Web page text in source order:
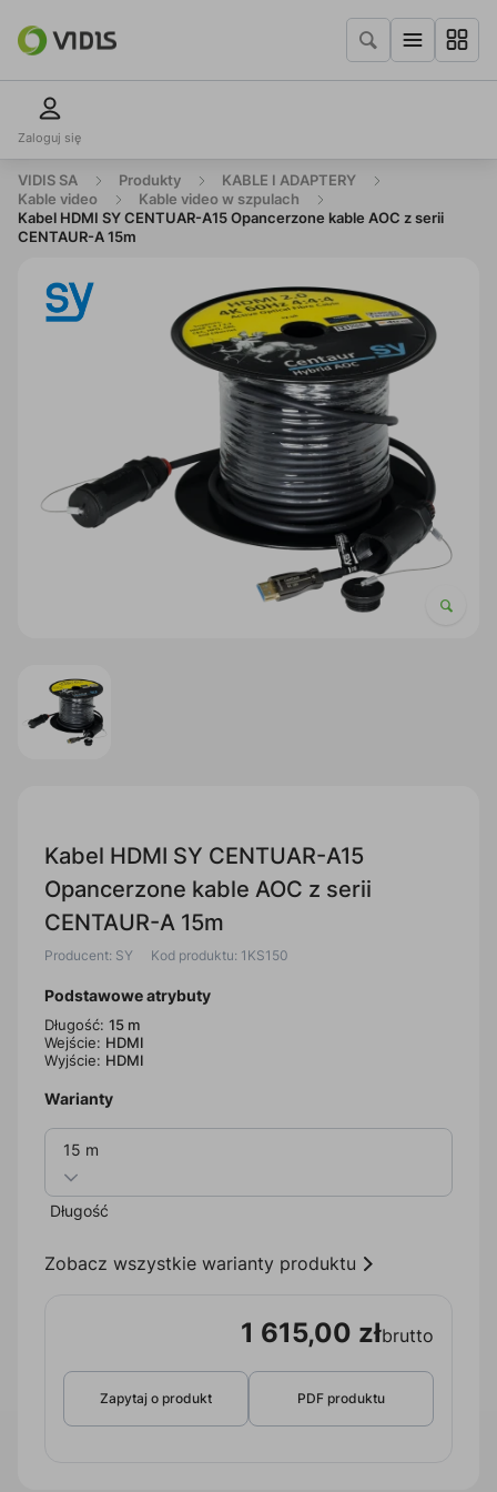
Zaloguj się
VIDIS SA Produkty
KABLE I ADAPTERY
Kable video
Kable video w szpulach
Kabel HDMI SY CENTUAR-A15 Opancerzone kable AOC z serii
CENTAUR-A 15m
Kabel HDMI SY CENTUAR-A15
Opancerzone kable AOC z serii
CENTAUR-A 15m
Producent: SY Kod produktu: 1KS150
Podstawowe atrybuty
Długość: 15 m
Wejście: HDMI
Wyjście: HDMI
Warianty
15 m
Długość
Zobacz wszystkie warianty produktu
1 615,00 złbrutto
Zapytaj o produkt PDF produktu